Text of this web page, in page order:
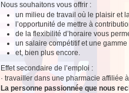
Nous souhaitons vous offrir :
un milieu de travail où le plaisir et
l’opportunité de mettre à
de la flexibilité d’horaire vous
un salaire compétitif et une gamme
et, bien plus encore.
Effet secondaire de l’emploi :
· travailler dans une pharmacie affiliée
La personne passionnée que nous